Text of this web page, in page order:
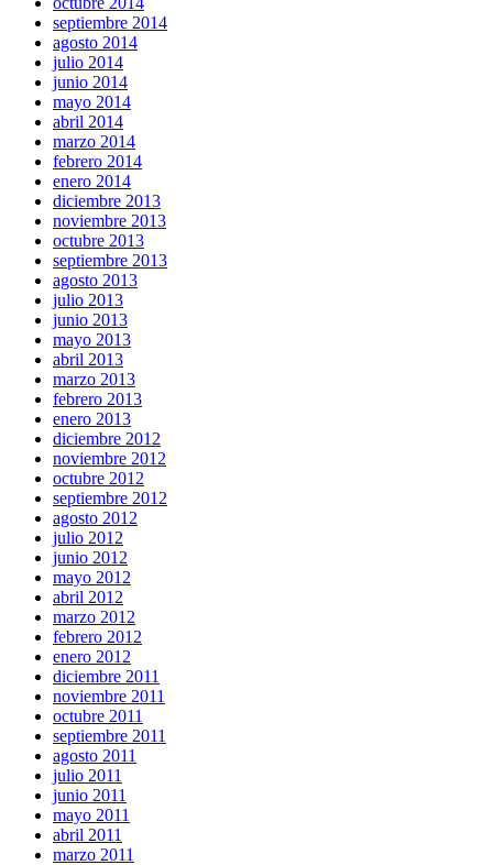
septiembre 2014
agosto 2014
julio 2014
junio 2014
mayo 2014
abril 2014
marzo 2014
febrero 2014
enero 2014
diciembre 2013
noviembre 2013
octubre 2013
septiembre 2013
agosto 2013
julio 2013
junio 2013
mayo 2013
abril 2013
marzo 2013
febrero 2013
enero 2013
diciembre 2012
noviembre 2012
octubre 2012
septiembre 2012
agosto 2012
julio 2012
junio 2012
mayo 2012
abril 2012
marzo 2012
febrero 2012
enero 2012
diciembre 2011
noviembre 2011
octubre 2011
septiembre 2011
agosto 2011
julio 2011
junio 2011
mayo 2011
abril 2011
marzo 2011